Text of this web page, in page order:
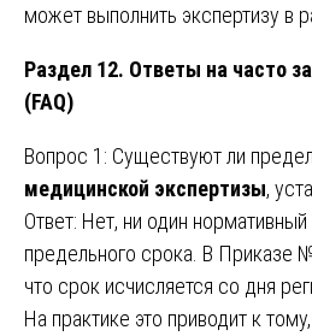
может выполнить экспертизу в
Раздел 12. Ответы на часто
(FAQ)
Вопрос 1: Существуют ли
медицинской экспертизы,
Ответ: Нет, ни один нормативный
предельного срока. В Приказе
что срок исчисляется со дня
На практике это приводит к